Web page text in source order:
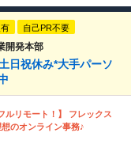
自己PR不要
開発本部
日祝休み*大手パーソ
ルリモート！】 フレックス
のオンライン事務♪